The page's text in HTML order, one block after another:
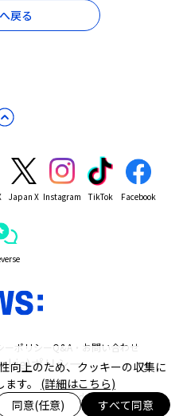
戻る
Japan X Instagram TikTok Facebook
ーポリシーQ&A・お問い合わせ
ポリシー
Rights Reserved.
向上のため、クッキーの収集に
す。 (詳細はこちら)
同意(任意) すべて同意